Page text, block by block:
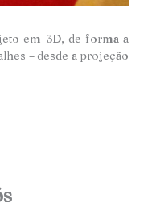
em 3D, de forma a
– desde a projeção